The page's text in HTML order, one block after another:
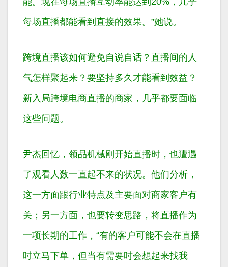
每场直播都能看到直接的效果。”她说。
跨境直播该如何避免自说自话？直播间的人
气怎样聚起来？要坚持多久才能看到效益？
新入局跨境电商直播的商家，几乎都要面临
这些问题。
尹杰回忆，领品机械刚开始直播时，也遭遇
了观看人数一直起不来的状况。他们分析，
这一方面跟行业特点及主要面对商家客户有
关；另一方面，也要转变思路，将直播作为
一项长期的工作，“有的客户可能不会在直播
时立马下单，但当有需要时会想起来找我